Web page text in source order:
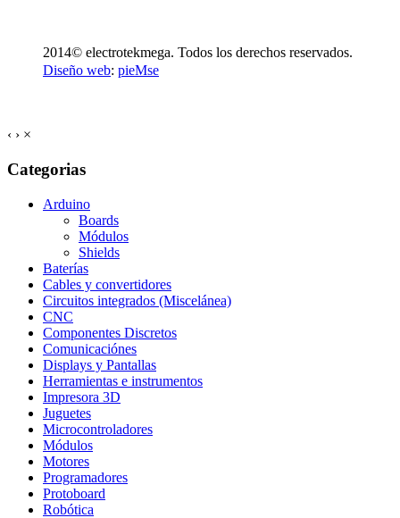
2014© electrotekmega. Todos los derechos reservados.
Diseño web: pieMse
‹ › ×
Categorias
Arduino
Boards
Módulos
Shields
Baterías
Cables y convertidores
Circuitos integrados (Miscelánea)
CNC
Componentes Discretos
Comunicaciónes
Displays y Pantallas
Herramientas e instrumentos
Impresora 3D
Juguetes
Microcontroladores
Módulos
Motores
Programadores
Protoboard
Robótica